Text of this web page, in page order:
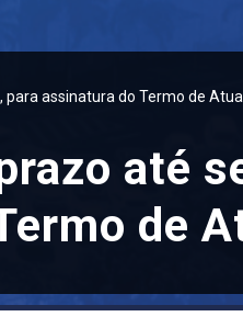
assinatura do Termo de
até
de